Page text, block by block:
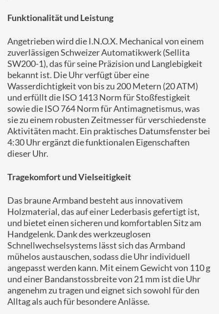
Funktionalität und Leistung
Angetrieben wird die I.N.O.X. Mechanical von einem
zuverlässigen Schweizer Automatikwerk (Sellita
SW200-1), das für seine Präzision und Langlebigkeit
bekannt ist. Die Uhr verfügt über eine
Wasserdichtigkeit von bis zu 200 Metern (20 ATM)
und erfüllt die ISO 1413 Norm für Stoßfestigkeit
sowie die ISO 764 Norm für Antimagnetismus, was
sie zu einem robusten Zeitmesser für verschiedenste
Aktivitäten macht. Ein praktisches Datumsfenster bei
4:30 Uhr ergänzt die funktionalen Eigenschaften
dieser Uhr.​
Tragekomfort und Vielseitigkeit
Das braune Armband besteht aus innovativem
Holzmaterial, das auf einer Lederbasis gefertigt ist,
und bietet einen sicheren und komfortablen Sitz am
Handgelenk. Dank des werkzeuglosen
Schnellwechselsystems lässt sich das Armband
mühelos austauschen, sodass die Uhr individuell
angepasst werden kann. Mit einem Gewicht von 110 g
und einer Bandanstossbreite von 21 mm ist die Uhr
angenehm zu tragen und eignet sich sowohl für den
Alltag als auch für besondere Anlässe.​